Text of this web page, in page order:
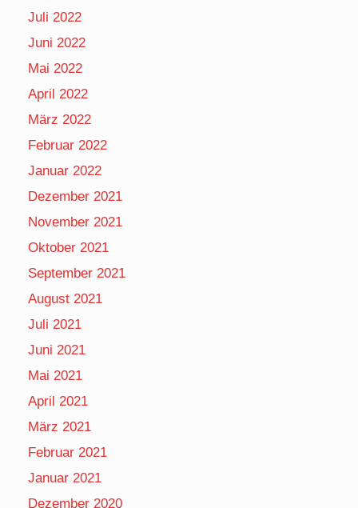
Juli 2022
Juni 2022
Mai 2022
April 2022
März 2022
Februar 2022
Januar 2022
Dezember 2021
November 2021
Oktober 2021
September 2021
August 2021
Juli 2021
Juni 2021
Mai 2021
April 2021
März 2021
Februar 2021
Januar 2021
Dezember 2020